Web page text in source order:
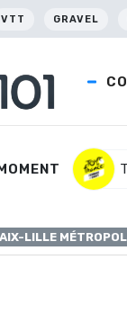
VTT GRAVEL
LILLE